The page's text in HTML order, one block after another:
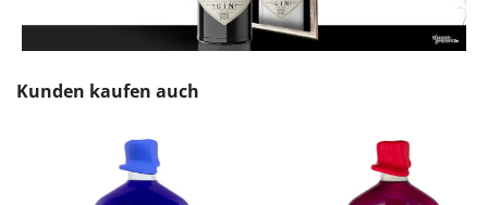
Produktgalerie überspringen
Kunden kaufen auch